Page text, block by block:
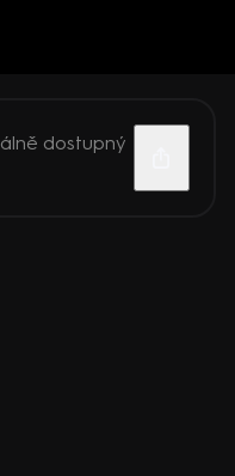
dostupný